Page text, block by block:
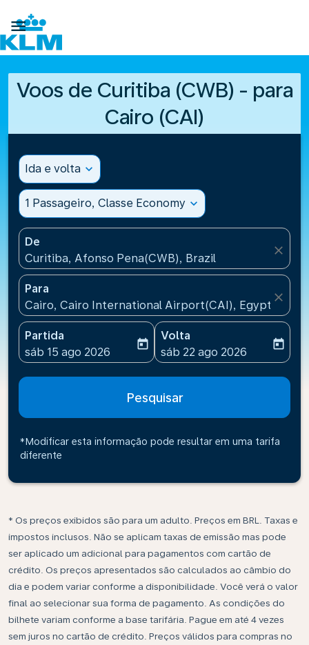

Voos de Curitiba (CWB) - para
Cairo (CAI)
Ida e volta expand_more
1 Passageiro, Classe Economy expand_more
De
Curitiba, Afonso Pena(CWB), Brazil
close
Para
Cairo, Cairo International Airport(CAI), Egypt
close
Partida
fc-booking-departure-date-aria-label
sáb 15 ago 2026
today
Volta
fc-booking-return-date-
sáb 22 ago 2026
today
Pesquisar
*Modificar esta informação pode resultar em uma tarifa
diferente
* Os preços exibidos são para um adulto. Preços em BRL. Taxas e
impostos inclusos. Não se aplicam taxas de emissão mas pode
ser aplicado um adicional para pagamentos com cartão de
crédito. Os preços apresentados são calculados ao câmbio do
dia e podem variar conforme a disponibilidade. Você verá o valor
final ao selecionar sua forma de pagamento. As condições do
bilhete variam conforme a base tarifária. Pague em até 4 vezes
sem juros no cartão de crédito. Preços válidos para compras no